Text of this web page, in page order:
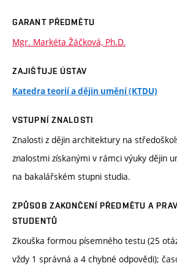
GARANT PŘEDMĚTU
Mgr. Markéta Žáčková, Ph.D.
ZAJIŠŤUJE ÚSTAV
Katedra teorií a dějin umění (KTDU)
VSTUPNÍ ZNALOSTI
Znalosti z dějin architektury na
znalostmi získanými v rámci výuky dějin
na bakalářském stupni studia.
ZPŮSOB ZAKONČENÍ PŘEDMĚTU A
STUDENTŮ
Zkouška formou písemného testu (25
vždy 1 správná a 4 chybné odpovědi);